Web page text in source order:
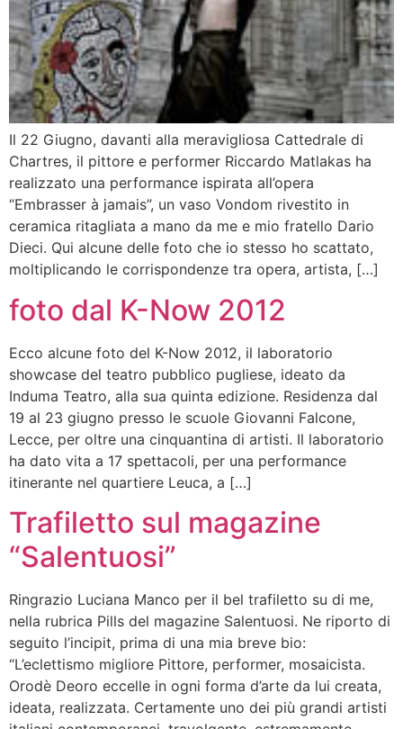
Il 22 Giugno, davanti alla meravigliosa Cattedrale di
Chartres, il pittore e performer Riccardo Matlakas ha
realizzato una performance ispirata all’opera
“Embrasser à jamais”, un vaso Vondom rivestito in
ceramica ritagliata a mano da me e mio fratello Dario
Dieci. Qui alcune delle foto che io stesso ho scattato,
moltiplicando le corrispondenze tra opera, artista, […]
foto dal K-Now 2012
Ecco alcune foto del K-Now 2012, il laboratorio
showcase del teatro pubblico pugliese, ideato da
Induma Teatro, alla sua quinta edizione. Residenza dal
19 al 23 giugno presso le scuole Giovanni Falcone,
Lecce, per oltre una cinquantina di artisti. Il laboratorio
ha dato vita a 17 spettacoli, per una performance
itinerante nel quartiere Leuca, a […]
Trafiletto sul magazine
“Salentuosi”
Ringrazio Luciana Manco per il bel trafiletto su di me,
nella rubrica Pills del magazine Salentuosi. Ne riporto di
seguito l’incipit, prima di una mia breve bio:
“L’eclettismo migliore Pittore, performer, mosaicista.
Orodè Deoro eccelle in ogni forma d’arte da lui creata,
ideata, realizzata. Certamente uno dei più grandi artisti